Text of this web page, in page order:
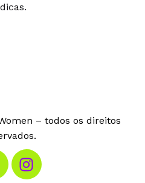
– todos os direitos
o nosso Facebook
Visita o nosso Instagram